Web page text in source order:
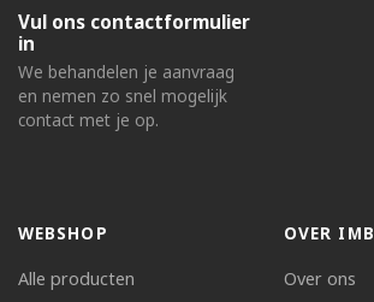
Vul ons contactformulier
in
We behandelen je aanvraag
en nemen zo snel mogelijk
contact met je op.
WEBSHOP
Alle producten
OVER IMB
Over ons